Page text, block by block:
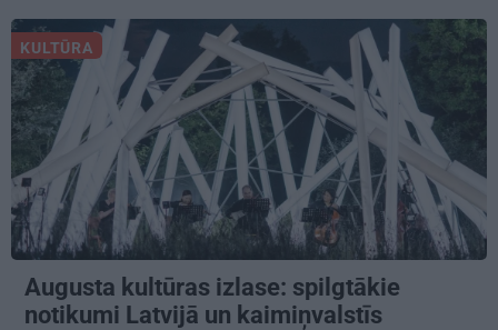
KULTŪRA
Augusta kultūras izlase: spilgtākie
notikumi Latvijā un kaimiņvalstīs